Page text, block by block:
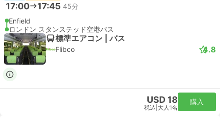
21:36 22:23 47分
リバプールストリート駅, ロンドン
London Stansted Airport
スタンダード | 列車
Stansted Express
USD 32
税込 大人1名
購入